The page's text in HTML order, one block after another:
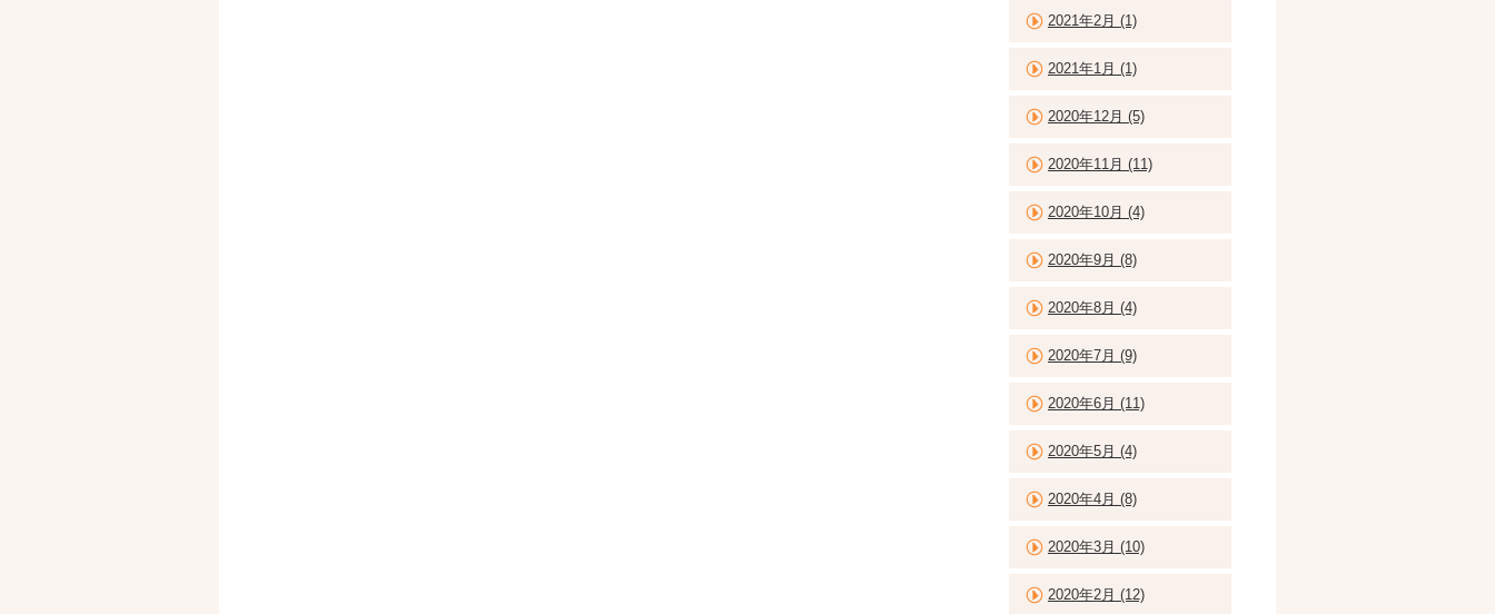
2021年2月 (1)
2021年1月 (1)
2020年12月 (5)
2020年11月 (11)
2020年10月 (4)
2020年9月 (8)
2020年8月 (4)
2020年7月 (9)
2020年6月 (11)
2020年5月 (4)
2020年4月 (8)
2020年3月 (10)
2020年2月 (12)